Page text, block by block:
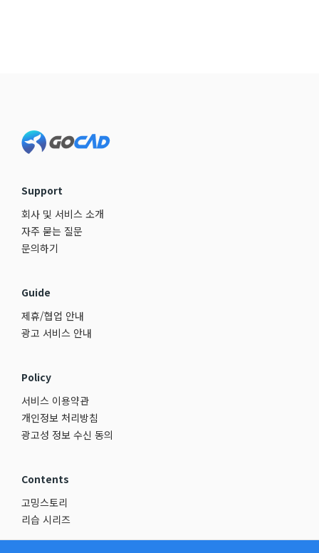
Support
회사 및 서비스 소개
자주 묻는 질문
문의하기
Guide
제휴/협업 안내
광고 서비스 안내
Policy
서비스 이용약관
개인정보 처리방침
광고성 정보 수신 동의
Contents
고밍스토리
리습 시리즈